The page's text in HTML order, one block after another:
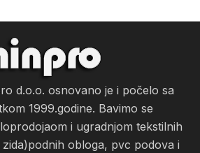
d.o.o. osnovano je i počelo sa
1999.godine. Bavimo se
i ugradnjom tekstilnih
zida)podnih obloga, pvc podova i